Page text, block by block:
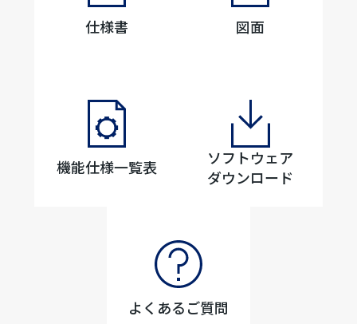
仕様書 図面
機能仕様一覧表
ソフトウェア
ダウンロード
よくあるご質問